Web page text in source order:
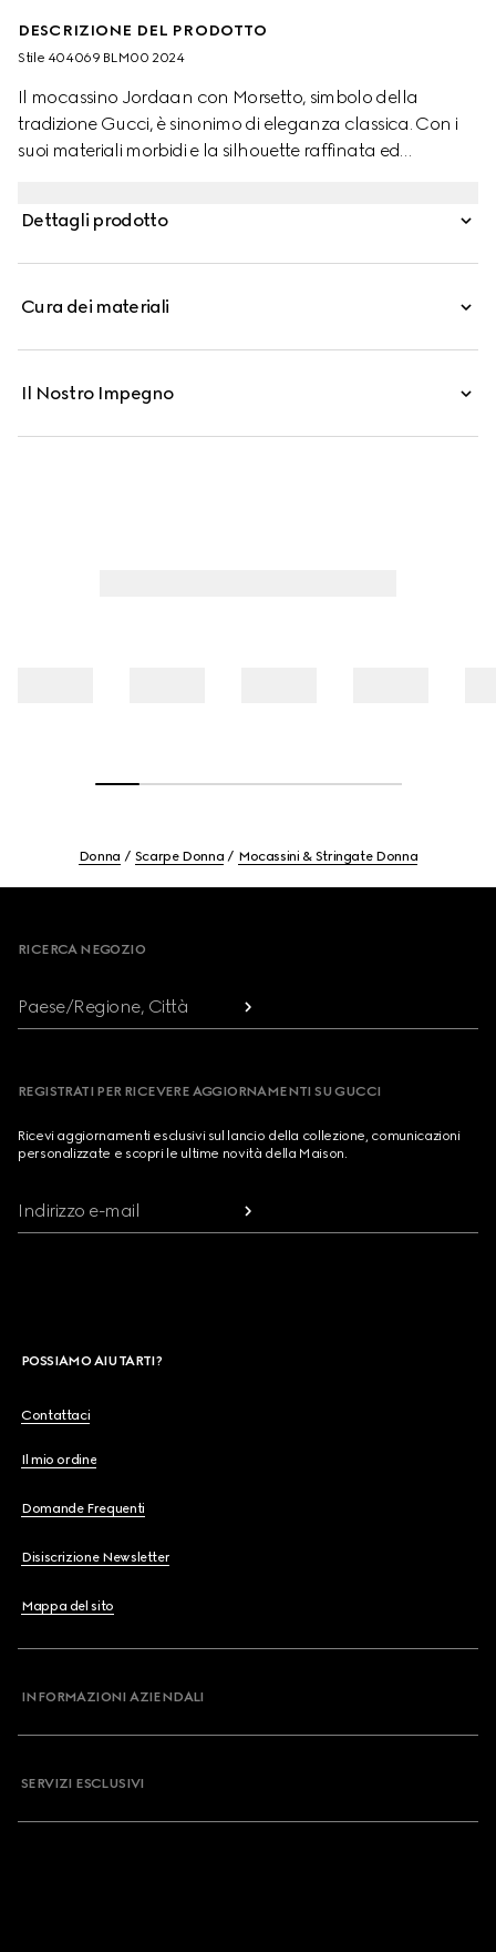
DESCRIZIONE DEL PRODOTTO
Stile ‎404069 BLM00 2024
Il mocassino Jordaan con Morsetto, simbolo della
tradizione Gucci, è sinonimo di eleganza classica. Con i
suoi materiali morbidi e la silhouette raffinata ed
Dettagli prodotto
Cura dei materiali
Il Nostro Impegno
Donna Scarpe Donna Mocassini & Stringate Donna
RICERCA NEGOZIO
Paese/Regione, Città
REGISTRATI PER RICEVERE AGGIORNAMENTI SU GUCCI
Ricevi aggiornamenti esclusivi sul lancio della collezione, comunicazioni
personalizzate e scopri le ultime novità della Maison.
Indirizzo e-mail
POSSIAMO AIUTARTI?
Contattaci
Il mio ordine
Domande Frequenti
Disiscrizione Newsletter
Mappa del sito
INFORMAZIONI AZIENDALI
SERVIZI ESCLUSIVI